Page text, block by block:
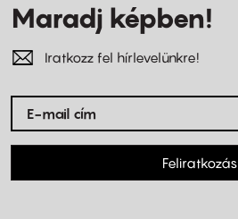
Maradj képben!
Iratkozz fel hírlevelünkre!
Feliratkozás